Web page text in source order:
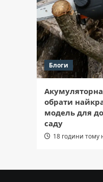
Блоги
обрати
модель для
саду
18 години тому